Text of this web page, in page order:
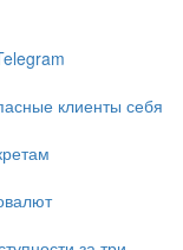
клиенты себя